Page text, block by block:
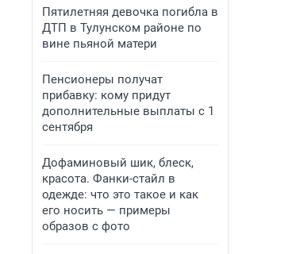
Пятилетняя девочка погибла в
ДТП в Тулунском районе по
вине пьяной матери
Пенсионеры получат
прибавку: кому придут
дополнительные выплаты с 1
сентября
Дофаминовый шик, блеск,
красота. Фанки-стайл в
одежде: что это такое и как
его носить — примеры
образов с фото